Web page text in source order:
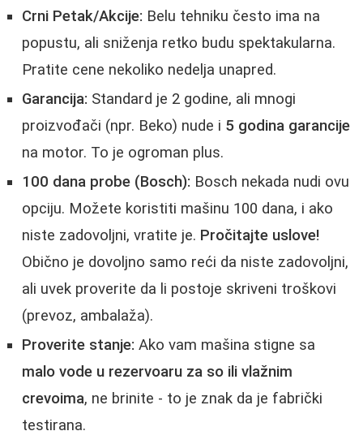
Crni Petak/Akcije: Belu tehniku često ima na
popustu, ali sniženja retko budu spektakularna.
Pratite cene nekoliko nedelja unapred.
Garancija: Standard je 2 godine, ali mnogi
proizvođači (npr. Beko) nude i 5 godina garancije
na motor. To je ogroman plus.
100 dana probe (Bosch): Bosch nekada nudi ovu
opciju. Možete koristiti mašinu 100 dana, i ako
niste zadovoljni, vratite je. Pročitajte uslove!
Obično je dovoljno samo reći da niste zadovoljni,
ali uvek proverite da li postoje skriveni troškovi
(prevoz, ambalaža).
Proverite stanje: Ako vam mašina stigne sa
malo vode u rezervoaru za so ili vlažnim
crevoima, ne brinite - to je znak da je fabrički
testirana.